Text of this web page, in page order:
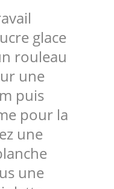
glace
rouleau
une
puis
pour la
une
une